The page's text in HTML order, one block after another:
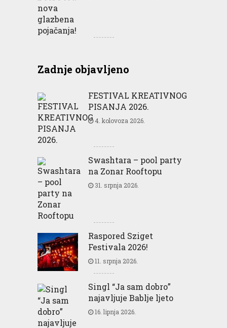
Zadnje objavljeno
FESTIVAL KREATIVNOG
PISANJA 2026.
4. kolovoza 2026.
Swashtara – pool party
na Zonar Rooftopu
31. srpnja 2026.
Raspored Sziget
Festivala 2026!
11. srpnja 2026.
Singl “Ja sam dobro”
najavljuje Bablje ljeto
16. lipnja 2026.